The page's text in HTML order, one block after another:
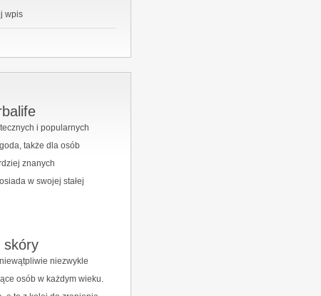
wpis
i popularnych
także dla osób
znanych
w swojej stałej
skóry
niezwykle
osób w każdym wieku.